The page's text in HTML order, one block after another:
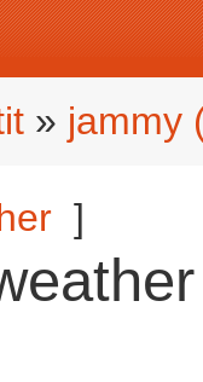
» jammy
]